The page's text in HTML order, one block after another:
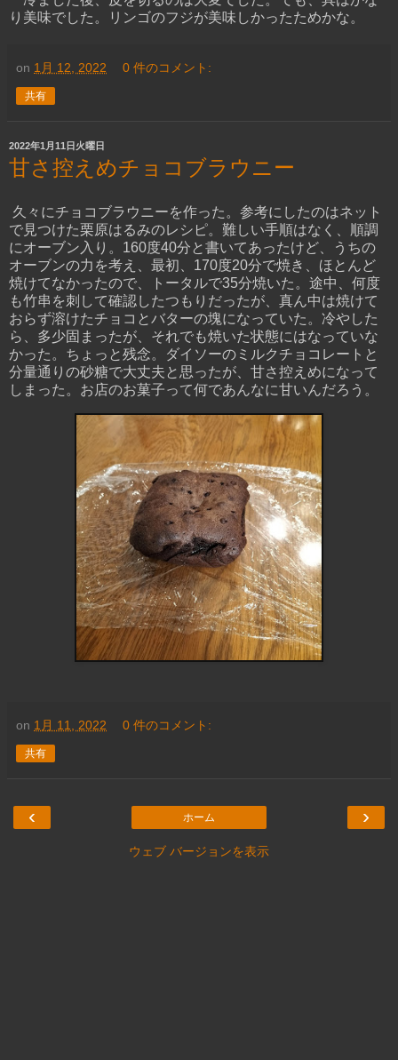
り美味でした。リンゴのフジが美味しかったためかな。
on 1月 12, 2022 0 件のコメント:
共有
2022年1月11日火曜日
甘さ控えめチョコブラウニー
久々にチョコブラウニーを作った。参考にしたのはネット
で見つけた栗原はるみのレシピ。難しい手順はなく、順調
にオーブン入り。160度40分と書いてあったけど、うちの
オーブンの力を考え、最初、170度20分で焼き、ほとんど
焼けてなかったので、トータルで35分焼いた。途中、何度
も竹串を刺して確認したつもりだったが、真ん中は焼けて
おらず溶けたチョコとバターの塊になっていた。冷やした
ら、多少固まったが、それでも焼いた状態にはなっていな
かった。ちょっと残念。ダイソーのミルクチョコレートと
分量通りの砂糖で大丈夫と思ったが、甘さ控えめになって
しまった。お店のお菓子って何であんなに甘いんだろう。
on 1月 11, 2022 0 件のコメント:
共有
‹ ›
ホーム
ウェブ バージョンを表示